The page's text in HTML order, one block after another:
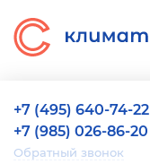
+7 (495) 640-74-22
+7 (985) 026-86-20
Обратный звонок